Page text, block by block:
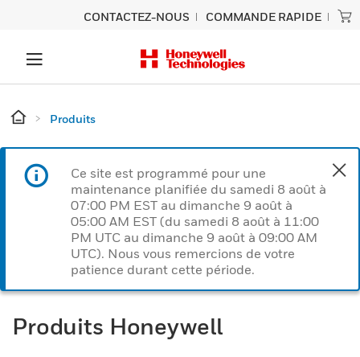
CONTACTEZ-NOUS COMMANDE RAPIDE
Produits
Ce site est programmé pour une
maintenance planifiée du samedi 8 août à
07:00 PM EST au dimanche 9 août à
05:00 AM EST (du samedi 8 août à 11:00
PM UTC au dimanche 9 août à 09:00 AM
UTC). Nous vous remercions de votre
patience durant cette période.
Produits Honeywell